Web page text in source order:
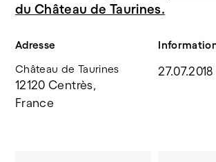
du Château de Taurines.
Adresse
Château de Taurines
12120 Centrès,
France
27.07.2018